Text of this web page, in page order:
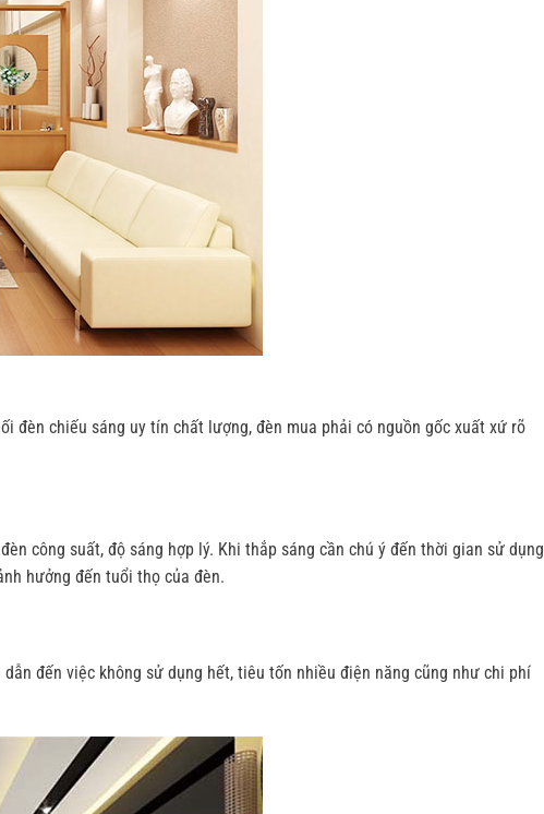
đèn chiếu sáng uy tín chất lượng, đèn mua phải có nguồn gốc xuất xứ rõ
công suất, độ sáng hợp lý. Khi thắp sáng cần chú ý đến thời gian sử dụng
hưởng đến tuổi thọ của đèn.
đến việc không sử dụng hết, tiêu tốn nhiều điện năng cũng như chi phí